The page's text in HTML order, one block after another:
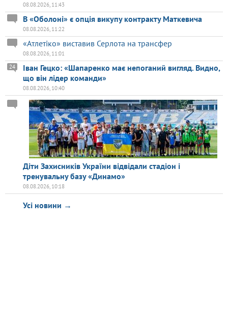
08.08.2026, 11:43
В «Оболоні» є опція викупу контракту Маткевича
08.08.2026, 11:22
«Атлетіко» виставив Серлота на трансфер
08.08.2026, 11:01
Іван Гецко: «Шапаренко має непоганий вигляд. Видно,
що він лідер команди»
24
08.08.2026, 10:40
Діти Захисників України відвідали стадіон і
тренувальну базу «Динамо»
08.08.2026, 10:18
Усі новини →